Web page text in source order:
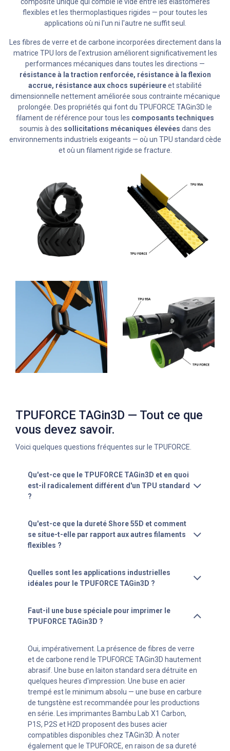
composite unique qui comble le vide entre les élastomères
flexibles et les thermoplastiques rigides — pour toutes les
applications où ni l'un ni l'autre ne suffit seul.
Les fibres de verre et de carbone incorporées directement dans la
matrice TPU lors de l'extrusion améliorent significativement les
performances mécaniques dans toutes les directions —
résistance à la traction renforcée, résistance à la flexion
accrue, résistance aux chocs supérieureet stabilité
dimensionnelle nettement améliorée sous contrainte mécanique
prolongée. Des propriétés qui font du TPUFORCE TAGin3D le
filament de référence pour tous les composants techniques
soumis à des sollicitations mécaniques élevées dans des
environnements industriels exigeants — où un TPU standard cède
et où un filament rigide se fracture.
TPUFORCE TAGin3D — Tout ce que
vous devez savoir.
Voici quelques questions fréquentes sur le TPUFORCE.
Qu'est-ce que le TPUFORCE TAGin3D et en quoi
est-il radicalement différent d'un TPU standard
?
Qu'est-ce que la dureté Shore 55D et comment
se situe-t-elle par rapport aux autres filaments
flexibles ?
Quelles sont les applications industrielles
idéales pour le TPUFORCE TAGin3D ?
Faut-il une buse spéciale pour imprimer le
TPUFORCE TAGin3D ?
Oui, impérativement. La présence de fibres de verre
et de carbone rend le TPUFORCE TAGin3D hautement
abrasif. Une buse en laiton standard sera détruite en
quelques heures d'impression. Une buse en acier
trempé est le minimum absolu — une buse en carbure
de tungstène est recommandée pour les productions
en série. Les imprimantes Bambu Lab X1 Carbon,
P1S, P2S et H2D proposent des buses acier
compatibles disponibles chez TAGin3D. À noter
également que le TPUFORCE, en raison de sa dureté